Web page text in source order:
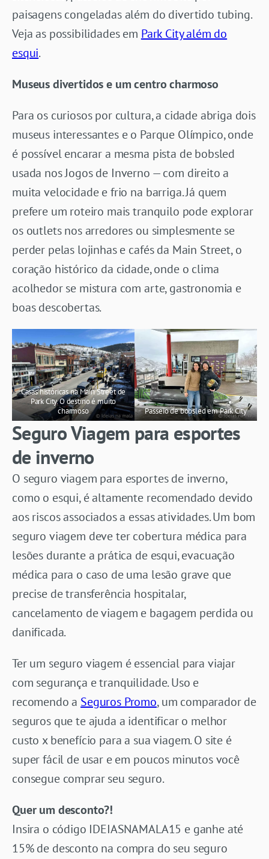
paisagens congeladas além do divertido tubing.
Veja as possibilidades em Park City além do
esqui.
Museus divertidos e um centro charmoso
Para os curiosos por cultura, a cidade abriga dois
museus interessantes e o Parque Olímpico, onde
é possível encarar a mesma pista de bobsled
usada nos Jogos de Inverno — com direito a
muita velocidade e frio na barriga. Já quem
prefere um roteiro mais tranquilo pode explorar
os outlets nos arredores ou simplesmente se
perder pelas lojinhas e cafés da Main Street, o
coração histórico da cidade, onde o clima
acolhedor se mistura com arte, gastronomia e
boas descobertas.
Casas históricas na Main Street de
Park City. O destino é muito
charmoso
Passeio de bobsled em Park City
Seguro Viagem para esportes
de inverno
O seguro viagem para esportes de inverno,
como o esqui, é altamente recomendado devido
aos riscos associados a essas atividades. Um bom
seguro viagem deve ter cobertura médica para
lesões durante a prática de esqui, evacuação
médica para o caso de uma lesão grave que
precise de transferência hospitalar,
cancelamento de viagem e bagagem perdida ou
danificada.
Ter um seguro viagem é essencial para viajar
com segurança e tranquilidade. Uso e
recomendo a Seguros Promo, um comparador de
seguros que te ajuda a identificar o melhor
custo x benefício para a sua viagem. O site é
super fácil de usar e em poucos minutos você
consegue comprar seu seguro.
Quer um desconto?!
Insira o código IDEIASNAMALA15 e ganhe até
15% de desconto na compra do seu seguro